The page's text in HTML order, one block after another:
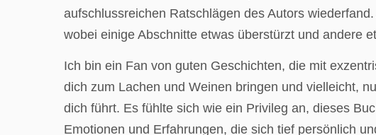
aufschlussreichen Ratschlägen des Autors
wobei einige Abschnitte etwas überstürzt und andere
Ich bin ein Fan von guten Geschichten, die mit
dich zum Lachen und Weinen bringen und vielleicht,
dich führt. Es fühlte sich wie ein Privileg an, dieses
Emotionen und Erfahrungen, die sich tief persönlich